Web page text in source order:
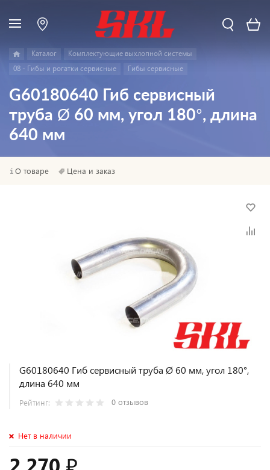
Каталог
Комплектующие выхлопной системы
08 - Гибы и рогатки сервисные
Гибы сервисные
G60180640 Гиб сервисный
труба Ø 60 мм, угол 180°, длина
640 мм
О товаре Цена и заказ
G60180640 Гиб сервисный труба Ø 60 мм, угол 180°,
длина 640 мм
Рейтинг: 0 отзывов
Нет в наличии